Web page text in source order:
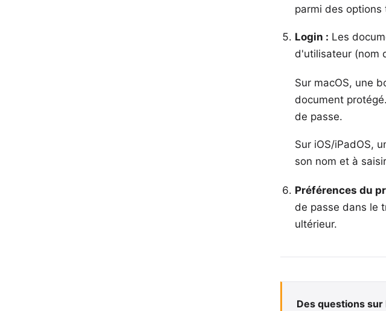
parmi des options
Login : Les
d'utilisateur (nom
Sur macOS, une
document
de passe.
Sur iOS/iPadOS,
son nom et à
Préférences du
de passe dans le
ultérieur.
Des questions sur